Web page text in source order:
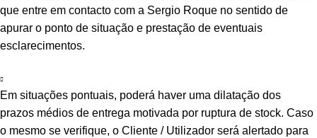
que entre em contacto com a Sergio Roque no sentido de
apurar o ponto de situação e prestação de eventuais
esclarecimentos.
Em situações pontuais, poderá haver uma dilatação dos
prazos médios de entrega motivada por ruptura de stock. Caso
o mesmo se verifique, o Cliente / Utilizador será alertado para